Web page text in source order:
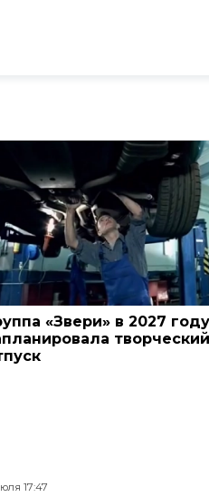
«Звери» в 2027 году
творческий
17:47